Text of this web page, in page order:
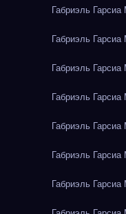
Габриэль
Габриэль
Габриэль
Габриэль
Габриэль
Габриэль
Габриэль